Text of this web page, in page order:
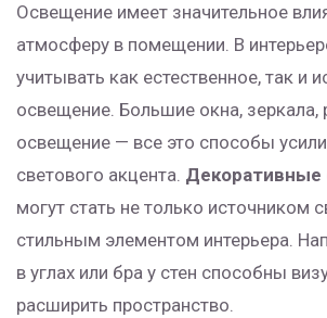
Освещение имеет значительное
атмосферу в помещении. В
учитывать как естественное, так и
освещение. Большие окна, зеркала,
освещение — все это способы
светового акцента. Декоративные
могут стать не только источником
стильным элементом интерьера.
в углах или бра у стен способны
расширить пространство.